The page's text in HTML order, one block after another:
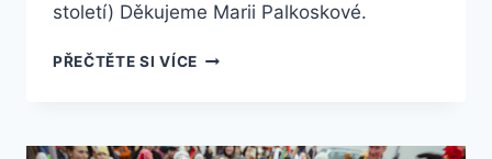
století) Děkujeme Marii Palkoskové.
PŘEČTĚTE SI VÍCEZ